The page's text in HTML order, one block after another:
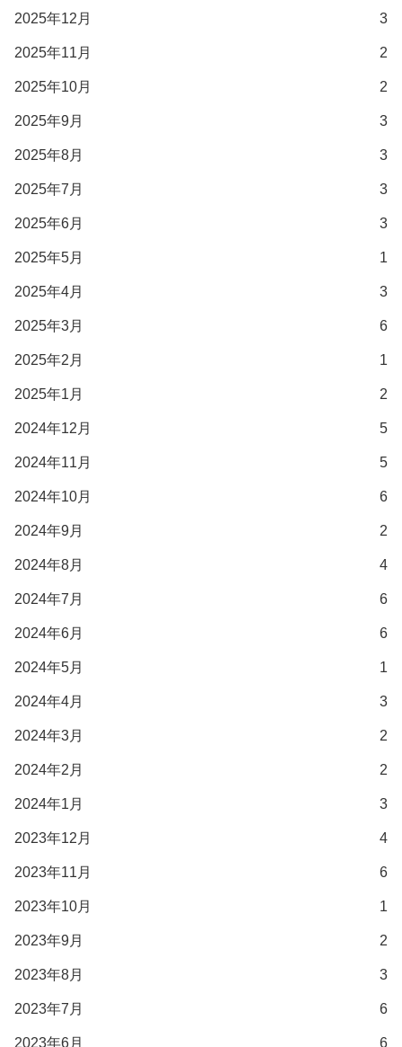
2025年12月 3
2025年11月 2
2025年10月 2
2025年9月 3
2025年8月 3
2025年7月 3
2025年6月 3
2025年5月 1
2025年4月 3
2025年3月 6
2025年2月 1
2025年1月 2
2024年12月 5
2024年11月 5
2024年10月 6
2024年9月 2
2024年8月 4
2024年7月 6
2024年6月 6
2024年5月 1
2024年4月 3
2024年3月 2
2024年2月 2
2024年1月 3
2023年12月 4
2023年11月 6
2023年10月 1
2023年9月 2
2023年8月 3
2023年7月 6
2023年6月 6